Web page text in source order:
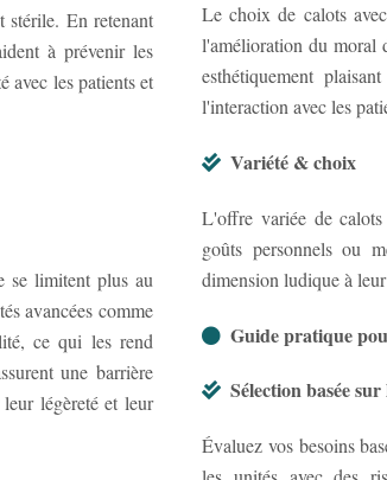
En retenant
à prévenir les
avec les patients et
se limitent plus au
avancées comme
ce qui les rend
une barrière
légèreté et leur
Le choix de calots
l'amélioration du moral
esthétiquement
l'interaction avec les
Variété & choix
L'offre variée de
goûts personnels ou
dimension ludique à
Guide pratique
Sélection basée
Évaluez vos besoins